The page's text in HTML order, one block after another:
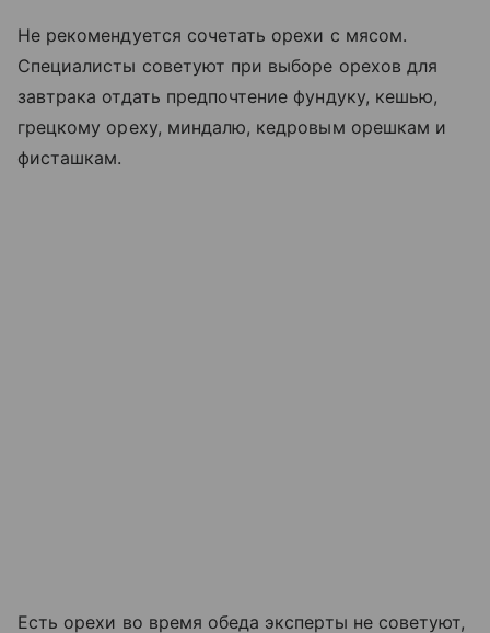
Не рекомендуется сочетать орехи с мясом.
Специалисты советуют при выборе орехов для
завтрака отдать предпочтение фундуку, кешью,
грецкому ореху, миндалю, кедровым орешкам и
фисташкам.
Есть орехи во время обеда эксперты не советуют,